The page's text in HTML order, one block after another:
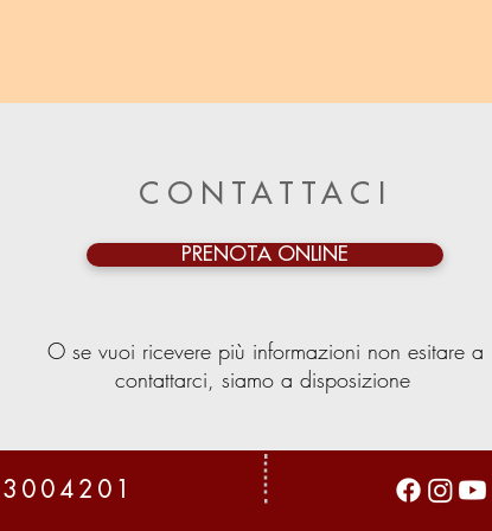
CONTATTACI
PRENOTA ONLINE
O se vuoi ricevere più informazioni non esitare a
contattarci, siamo a disposizione